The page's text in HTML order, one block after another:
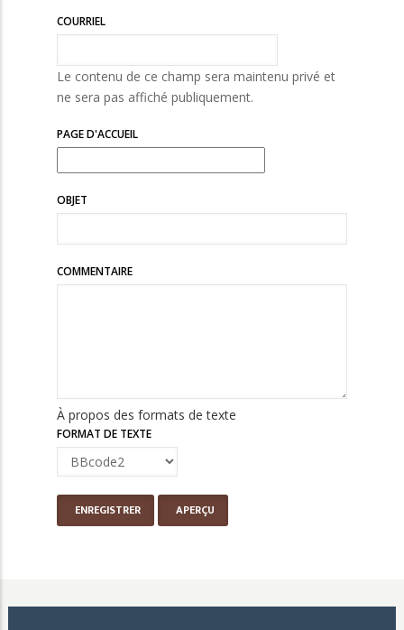
COURRIEL
Le contenu de ce champ sera maintenu privé et
ne sera pas affiché publiquement.
PAGE D'ACCUEIL
OBJET
COMMENTAIRE
À propos des formats de texte
FORMAT DE TEXTE